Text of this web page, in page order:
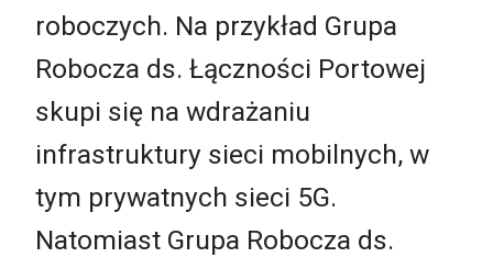
roboczych. Na przykład Grupa
Robocza ds. Łączności Portowej
skupi się na wdrażaniu
infrastruktury sieci mobilnych, w
tym prywatnych sieci 5G.
Natomiast Grupa Robocza ds.